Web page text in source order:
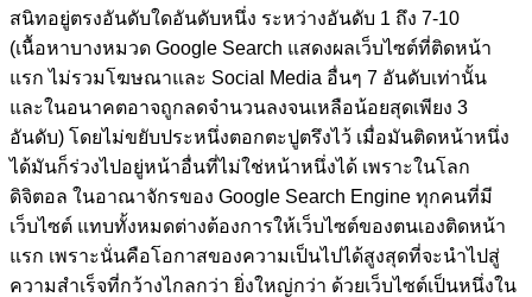
สนิทอยู่ตรงอันดับใดอันดับหนึ่ง ระหว่างอันดับ 1 ถึง 7-10
(เนื้อหาบางหมวด Google Search แสดงผลเว็บไซต์ที่ติดหน้า
แรก ไม่รวมโฆษณาและ Social Media อื่นๆ 7 อันดับเท่านั้น
และในอนาคตอาจถูกลดจำนวนลงจนเหลือน้อยสุดเพียง 3
อันดับ) โดยไม่ขยับประหนึ่งตอกตะปูตรึงไว้ เมื่อมันติดหน้าหนึ่ง
ได้มันก็ร่วงไปอยู่หน้าอื่นที่ไม่ใช่หน้าหนึ่งได้ เพราะในโลก
ดิจิตอล ในอาณาจักรของ Google Search Engine ทุกคนที่มี
เว็บไซต์ แทบทั้งหมดต่างต้องการให้เว็บไซต์ของตนเองติดหน้า
แรก เพราะนั่นคือโอกาสของความเป็นไปได้สูงสุดที่จะนำไปสู่
ความสำเร็จที่กว้างไกลกว่า ยิ่งใหญ่กว่า ด้วยเว็บไซต์เป็นหนึ่งใน